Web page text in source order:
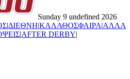
Sunday 9 undefined 2026
|ΔΙΕΘΝΗ|ΚΑΛΑΘΟΣΦΑΙΡΑ|ΑΛΛΑ
|AFTER DERBY|